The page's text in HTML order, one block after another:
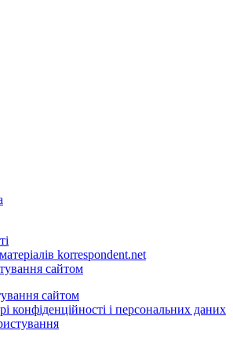
korrespondent.net
сайтом
сайтом
конфіденційності і персональних даних